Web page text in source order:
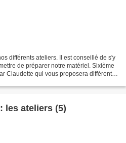
différents ateliers. Il est conseillé de s'y
de préparer notre matériel. Sixième
Claudette qui vous proposera différents
les ateliers (5)